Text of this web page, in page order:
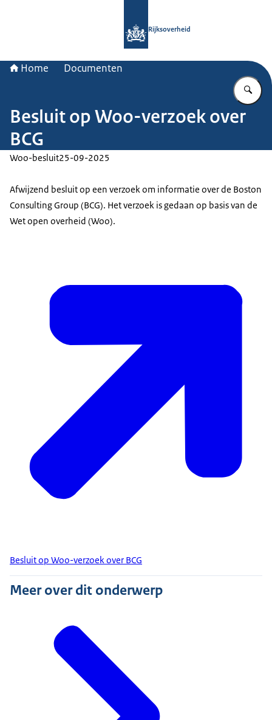
Rijksoverheid
Home Documenten
Besluit op Woo-verzoek over
BCG
Woo-besluit25-09-2025
Afwijzend besluit op een verzoek om informatie over de Boston
Consulting Group (BCG). Het verzoek is gedaan op basis van de
Wet open overheid (Woo).
Besluit op Woo-verzoek over BCG
Meer over dit onderwerp